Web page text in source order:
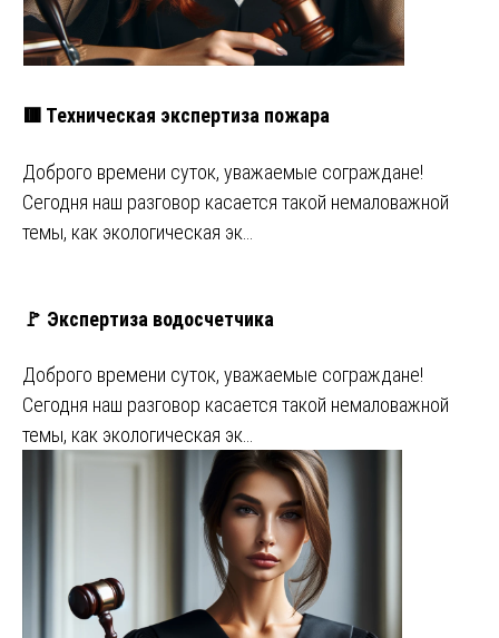
🟥 Техническая экспертиза пожара
Доброго времени суток, уважаемые сограждане!
Сегодня наш разговор касается такой немаловажной
темы, как экологическая эк…
🚩 Экспертиза водосчетчика
Доброго времени суток, уважаемые сограждане!
Сегодня наш разговор касается такой немаловажной
темы, как экологическая эк…